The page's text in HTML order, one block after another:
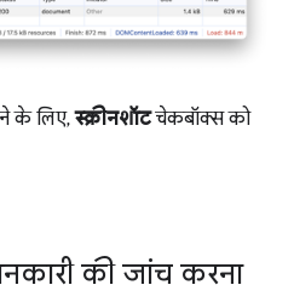
के लिए,स्क्रीनशॉटचेकबॉक्स को
की जांच करना